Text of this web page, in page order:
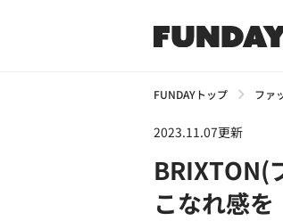
FUNDAYトップ ファ
2023.11.07更新
BRIXTON(
こなれ感を